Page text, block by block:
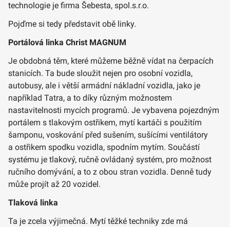
technologie je firma Šebesta, spol.s.r.o.
Pojďme si tedy představit obě linky.
Portálová linka Christ MAGNUM
Je obdobná těm, které můžeme běžně vídat na čerpacích
stanicích. Ta bude sloužit nejen pro osobní vozidla,
autobusy, ale i větší armádní nákladní vozidla, jako je
například Tatra, a to díky různým možnostem
nastavitelnosti mycích programů. Je vybavena pojezdným
portálem s tlakovým ostřikem, mytí kartáči s použitím
šamponu, voskování před sušením, sušícími ventilátory
a ostřikem spodku vozidla, spodním mytím. Součástí
systému je tlakový, ručně ovládaný systém, pro možnost
ručního domývání, a to z obou stran vozidla. Denně tudy
může projít až 20 vozidel.
Tlaková linka
Ta je zcela výjimečná. Mytí těžké techniky zde má